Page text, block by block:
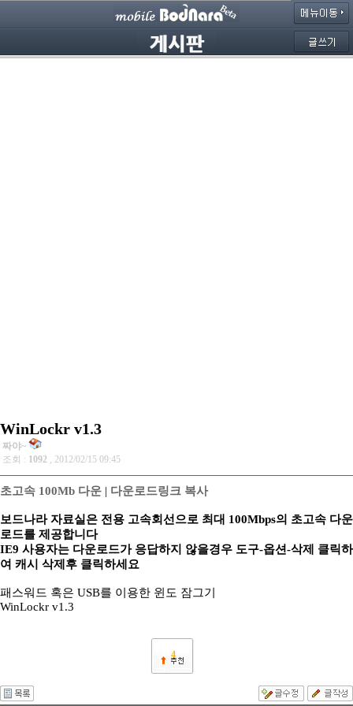
WinLockr v1.3
짜야~
조회 : 1092 , 2012/02/15 09:45
초고속 100Mb 다운 | 다운로드링크 복사
보드나라 자료실은 전용 고속회선으로 최대 100Mbps의 초고속 다운
로드를 제공합니다
IE9 사용자는 다운로드가 응답하지 않을경우 도구-옵션-삭제 클릭하
여 캐시 삭제후 클릭하세요
패스워드 혹은 USB를 이용한 윈도 잠그기
WinLockr v1.3
4